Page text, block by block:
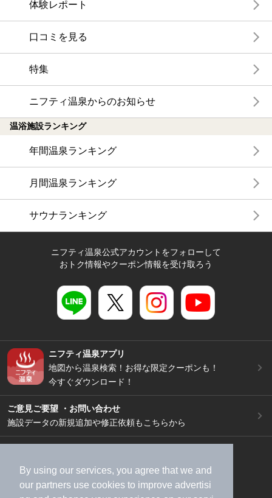
By using our services, you agree that we and
our partners use cookies to improve advertisi
体験レポート
口コミを見る
特集
ニフティ温泉からのお知らせ
温浴施設ランキング
年間温泉ランキング
月間温泉ランキング
サウナランキング
ニフティ温泉公式アカウントをフォローして
おトク情報やクーポン情報を受け取ろう
ニフティ温泉アプリ
地図から温泉検索！お得な限定クーポンも！
今すぐダウンロード！
ご意見ご要望 ・お問い合わせ
施設データの新規追加や修正依頼もこちらから
加盟店募集（資料請求）
広告出稿のご案内
利用規約
ライフスタイルMEMBERS+規約